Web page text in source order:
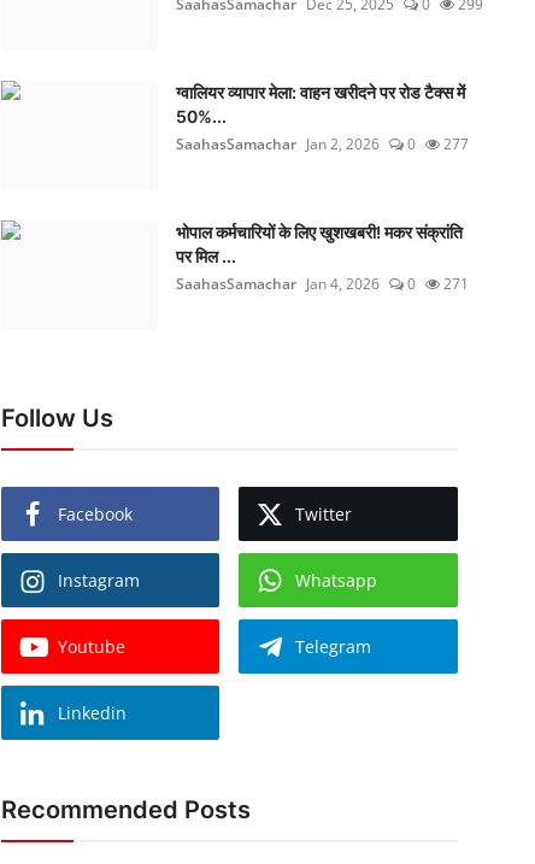
SaahasSamachar Dec 25, 2025 0 299
ग्वालियर व्यापार मेला: वाहन खरीदने पर रोड टैक्स में
50%...
SaahasSamachar Jan 2, 2026 0 277
भोपाल कर्मचारियों के लिए खुशखबरी! मकर संक्रांति
पर मिल ...
SaahasSamachar Jan 4, 2026 0 271
Follow Us
Facebook Twitter
Instagram Whatsapp
Youtube Telegram
Linkedin
Recommended Posts